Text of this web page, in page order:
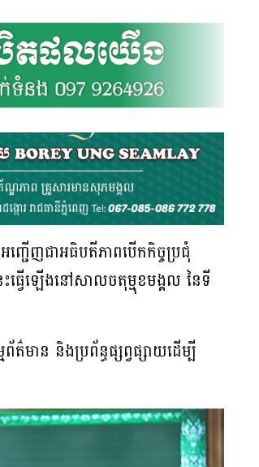
ញ្ជើញជាអធិបតីភាពបើកកិច្ចប្រជុំ
ធ្វើឡើងនៅសាលចតុម្មុខមង្គល នៃទី
មាន និងប្រព័ន្ធផ្សព្វផ្សាយដើម្បី